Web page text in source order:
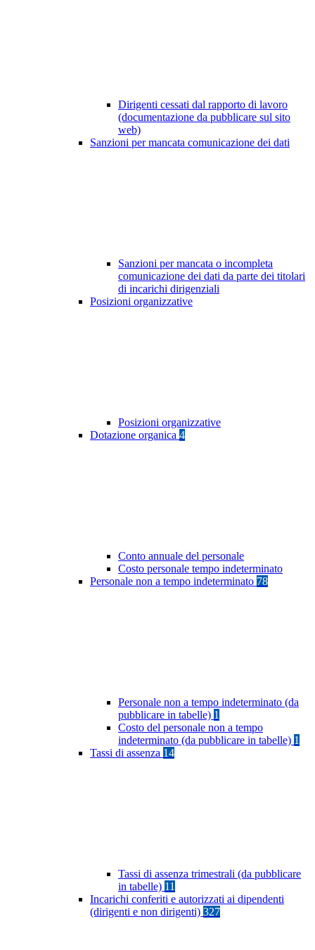
Dirigenti cessati dal rapporto di lavoro
(documentazione da pubblicare sul sito
web)
Sanzioni per mancata comunicazione dei dati
Sanzioni per mancata o incompleta
comunicazione dei dati da parte dei titolari
di incarichi dirigenziali
Posizioni organizzative
Posizioni organizzative
Dotazione organica 4
Conto annuale del personale
Costo personale tempo indeterminato
Personale non a tempo indeterminato 78
Personale non a tempo indeterminato (da
pubblicare in tabelle) 1
Costo del personale non a tempo
indeterminato (da pubblicare in tabelle) 1
Tassi di assenza 14
Tassi di assenza trimestrali (da pubblicare
in tabelle) 11
Incarichi conferiti e autorizzati ai dipendenti
(dirigenti e non dirigenti) 327